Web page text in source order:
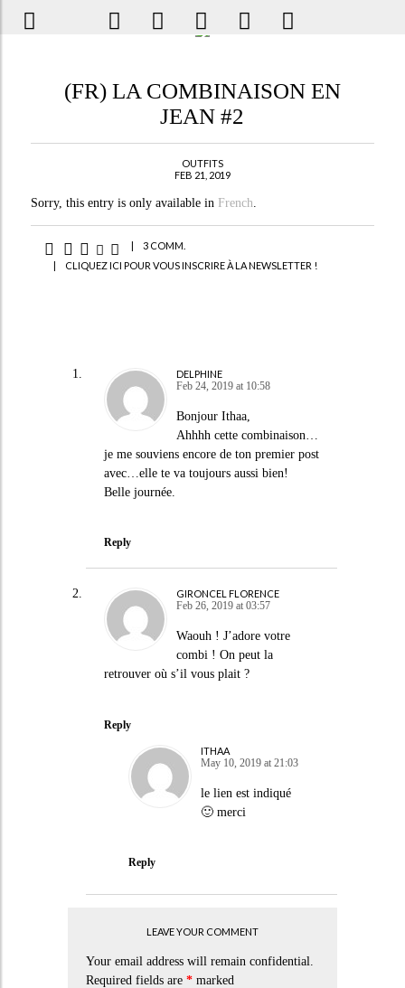
(FR) LA COMBINAISON EN
JEAN #2
OUTFITS
FEB 21, 2019
Sorry, this entry is only available in French.
|
3 COMM.
|
CLIQUEZ ICI POUR VOUS INSCRIRE À LA NEWSLETTER !
DELPHINE
Feb 24, 2019 at 10:58
Bonjour Ithaa,
Ahhhh cette combinaison…
je me souviens encore de ton premier post
avec…elle te va toujours aussi bien!
Belle journée.
Reply
GIRONCEL FLORENCE
Feb 26, 2019 at 03:57
Waouh ! J’adore votre
combi ! On peut la
retrouver où s’il vous plait ?
Reply
ITHAA
May 10, 2019 at 21:03
le lien est indiqué
🙂 merci
Reply
LEAVE YOUR COMMENT
Your email address will remain confidential.
Required fields are *marked